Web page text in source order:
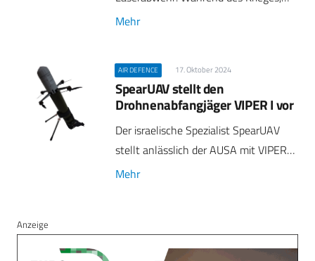
Mehr
AIR DEFENCE 17. Oktober 2024
SpearUAV stellt den
Drohnenabfangjäger VIPER I vor
Der israelische Spezialist SpearUAV
stellt anlässlich der AUSA mit VIPER…
Mehr
Anzeige